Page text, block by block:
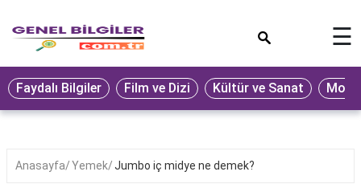
Eğitim
Ekonomi
Seyahat
☰
Faydalı Bilgiler Film ve Dizi Kültür ve Sanat
Anasayfa Yemek Jumbo iç midye ne demek?